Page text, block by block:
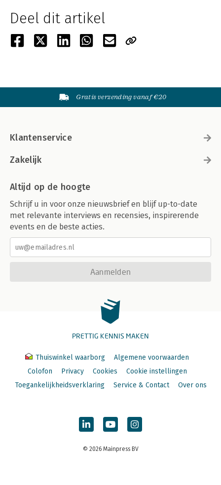
Deel dit artikel
Gratis verzending vanaf €20
Klantenservice
Zakelijk
Altijd op de hoogte
Schrijf u in voor onze nieuwsbrief en blijf up-to-date
met relevante interviews en recensies, inspirerende
events en de beste acties.
Aanmelden
PRETTIG KENNIS MAKEN
Thuiswinkel waarborg
Algemene voorwaarden
Colofon
Privacy Cookies
Cookie instellingen
Toegankelijkheidsverklaring
Service & Contact Over ons
© 2026 Mainpress BV